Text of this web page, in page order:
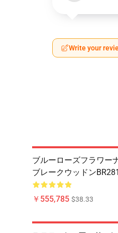
Write your
ブルーローズフラワー
ブレークウッドン
￥555,785 $38.33